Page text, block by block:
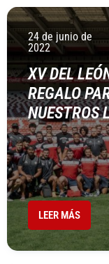
24 de junio de
2022
XV DEL
REGALO
NUESTROS
LEER MÁS